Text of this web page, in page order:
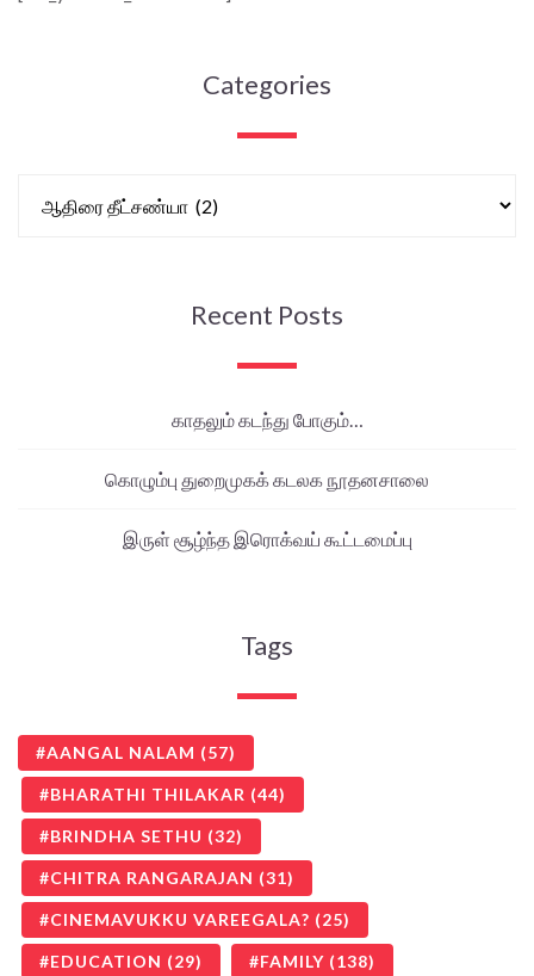
Categories
Recent Posts
காதலும் கடந்து போகும்…
கொழும்பு துறைமுகக் கடலக நூதனசாலை
இருள் சூழ்ந்த இரொக்வய் கூட்டமைப்பு
Tags
AANGAL NALAM (57)
BHARATHI THILAKAR (44)
BRINDHA SETHU (32)
CHITRA RANGARAJAN (31)
CINEMAVUKKU VAREEGALA? (25)
EDUCATION (29) FAMILY (138)